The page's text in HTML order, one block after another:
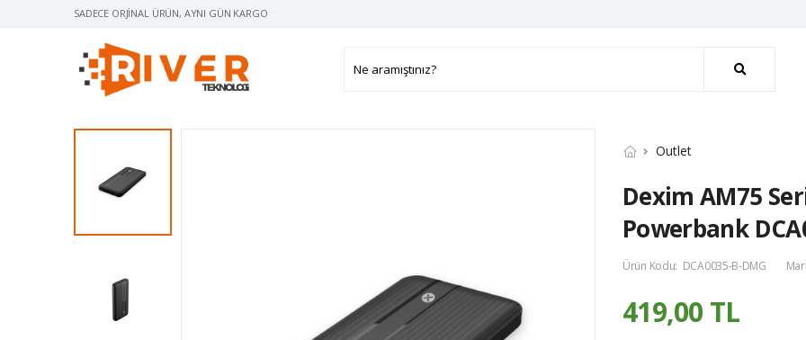
SADECE ORJINAL ÜRÜN, AYNI GÜN KARGO
Outlet
Dexim AM75
Powerbank
Ürün Kodu: DCA0035-B-DMG
419,00 TL